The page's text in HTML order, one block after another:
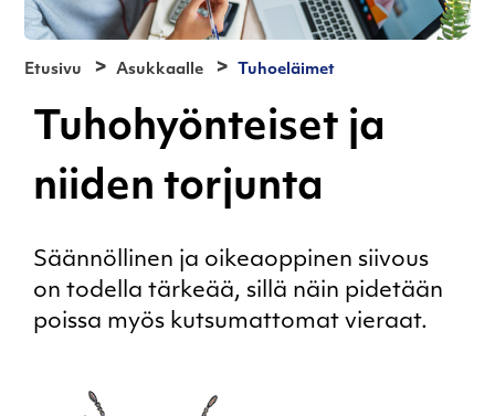
Etusivu Asukkaalle Tuhoeläimet
Tuhohyönteiset ja
niiden torjunta
Säännöllinen ja oikeaoppinen siivous
on todella tärkeää, sillä näin pidetään
poissa myös kutsumattomat vieraat.